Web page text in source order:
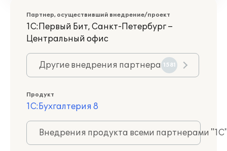
Партнер, осуществивший внедрение/проект
1С:Первый Бит, Санкт-Петербург –
Центральный офис
Другие внедрения партнера 1581
Продукт
1С:Бухгалтерия 8
Внедрения продукта всеми партнерами